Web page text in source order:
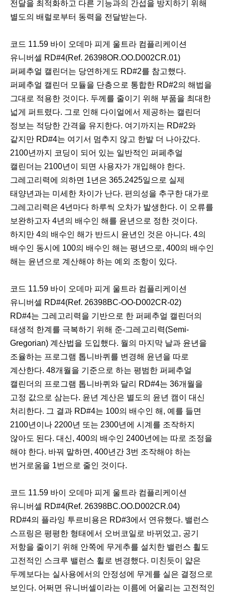
전달을 최적화하고 다른 기능과의 간섭을 방지하기 위해
별도의 배럴로부터 동력을 전달받는다.
코드 11.59 바이 오데마 피게 울트라 컴플리케이션
유니버셀 RD#4(Ref. 26398OR.OO.D002CR.01)
퍼페추얼 캘린더는 당연하게도 RD#2를 참고했다.
퍼페추얼 캘린더 모듈을 단층으로 통합한 RD#2의 해법을
그대로 적용한 것이다. 두께를 줄이기 위해 부품을 최대한
넓게 퍼트렸다. 그로 인해 다이얼에서 제공하는 캘린더
정보는 적당한 간격을 유지한다. 여기까지는 RD#2와
같지만 RD#4는 여기서 멈추지 않고 한발 더 나아갔다.
2100년까지 코딩이 되어 있는 일반적인 퍼페추얼
캘린더는 2100년이 되면 사용자가 개입해야 한다.
그레고리력에 의하면 1년은 365.2425일으로 실제
태양년과는 미세한 차이가 난다. 편의성을 추구한 대가로
그레고리력은 4년마다 하루씩 오차가 발생한다. 이 오류를
보완하고자 4년의 배수인 해를 윤년으로 정한 것이다.
하지만 4의 배수인 해가 반드시 윤년인 것은 아니다. 4의
배수인 동시에 100의 배수인 해는 평년으로, 400의 배수인
해는 윤년으로 계산해야 하는 예외 조항이 있다.
코드 11.59 바이 오데마 피게 울트라 컴플리케이션
유니버셀 RD#4(Ref. 26398BC-OO-D002CR-02)
RD#4는 그레고리력을 기반으로 한 퍼페추얼 캘린더의
태생적 한계를 극복하기 위해 준-그레고리력(Semi-
Gregorian) 계산법을 도입했다. 월의 마지막 날과 윤년을
조율하는 프로그램 톱니바퀴를 변경해 윤년을 따로
계산한다. 48개월을 기준으로 하는 평범한 퍼페추얼
캘린더의 프로그램 톱니바퀴와 달리 RD#4는 36개월을
고정 값으로 삼는다. 윤년 계산은 별도의 윤년 캠이 대신
처리한다. 그 결과 RD#4는 100의 배수인 해, 예를 들면
2100년이나 2200년 또는 2300년에 시계를 조작하지
않아도 된다. 대신, 400의 배수인 2400년에는 따로 조정을
해야 한다. 바꿔 말하면, 400년간 3번 조작해야 하는
번거로움을 1번으로 줄인 것이다.
코드 11.59 바이 오데마 피게 울트라 컴플리케이션
유니버셀 RD#4(Ref. 26398BC.OO.D002CR.04)
RD#4의 플라잉 투르비용은 RD#3에서 연유했다. 밸런스
스프링은 평평한 형태에서 오버코일로 바뀌었고, 공기
저항을 줄이기 위해 안쪽에 무게추를 설치한 밸런스 휠도
고전적인 스크루 밸런스 휠로 변경했다. 미친듯이 얇은
두께보다는 실사용에서의 안정성에 무게를 실은 결정으로
보인다. 어쩌면 유니버셀이라는 이름에 어울리는 고전적인